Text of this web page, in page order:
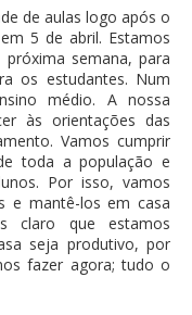
de aulas logo após o
5 de abril. Estamos
semana, para
os estudantes. Num
médio. A nossa
às orientações das
Vamos cumprir
toda a população e
Por isso, vamos
e mantê-los em casa
claro que estamos
seja produtivo, por
fazer agora; tudo o